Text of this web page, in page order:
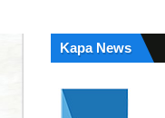
Kapa News